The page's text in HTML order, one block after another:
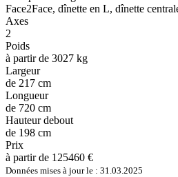
Face2Face, dînette en L, dînette
Axes
2
Poids
à partir de 3027 kg
Largeur
de 217 cm
Longueur
de 720 cm
Hauteur debout
de 198 cm
Prix
à partir de 125460 €
Données mises à jour le : 31.03.2025